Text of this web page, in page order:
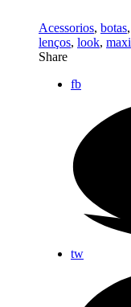
Acessorios, botas,
lenços, look, maxi
Share
fb
tw